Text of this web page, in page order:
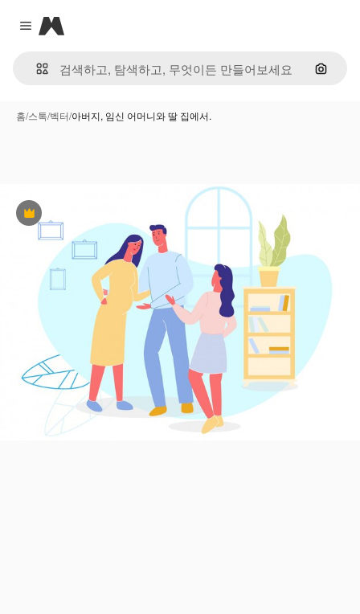
Close menu
Magnific
이미지
홈/스톡/벡터/아버지, 임신 어머니와 딸 집에서.
프리미엄